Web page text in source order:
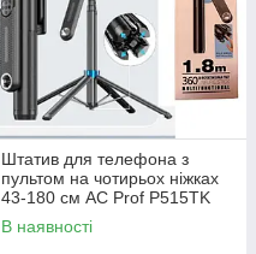
Штатив для телефона з
пультом на чотирьох ніжках
43-180 см AC Prof P515TK
Aluminum
В наявності